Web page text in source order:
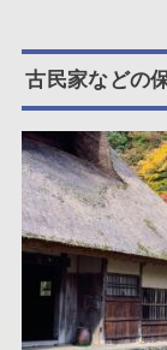
古民家などの